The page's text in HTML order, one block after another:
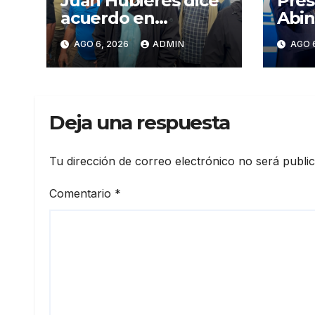
acuerdo en
corredor Mella evita
conflictos
innecesarios
AGO 6, 2026 ADMIN
enAGO
Deja una respuesta
Tu dirección de correo electrónico no será
Comentario *